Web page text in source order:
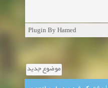
Plugin By Hamed
موضوع جدید